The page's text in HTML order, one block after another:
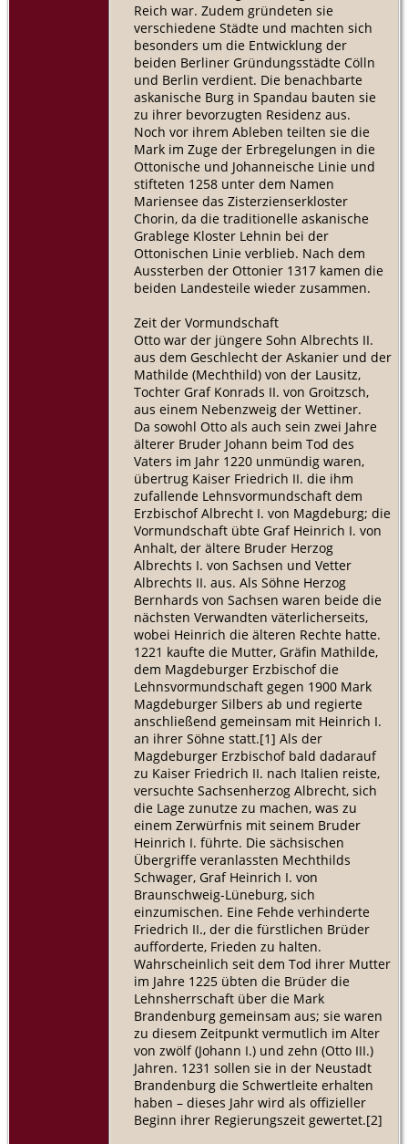
Reich war. Zudem gründeten sie
verschiedene Städte und machten sich
besonders um die Entwicklung der
beiden Berliner Gründungsstädte Cölln
und Berlin verdient. Die benachbarte
askanische Burg in Spandau bauten sie
zu ihrer bevorzugten Residenz aus.
Noch vor ihrem Ableben teilten sie die
Mark im Zuge der Erbregelungen in die
Ottonische und Johanneische Linie und
stifteten 1258 unter dem Namen
Mariensee das Zisterzienserkloster
Chorin, da die traditionelle askanische
Grablege Kloster Lehnin bei der
Ottonischen Linie verblieb. Nach dem
Aussterben der Ottonier 1317 kamen die
beiden Landesteile wieder zusammen.
Zeit der Vormundschaft
Otto war der jüngere Sohn Albrechts II.
aus dem Geschlecht der Askanier und der
Mathilde (Mechthild) von der Lausitz,
Tochter Graf Konrads II. von Groitzsch,
aus einem Nebenzweig der Wettiner.
Da sowohl Otto als auch sein zwei Jahre
älterer Bruder Johann beim Tod des
Vaters im Jahr 1220 unmündig waren,
übertrug Kaiser Friedrich II. die ihm
zufallende Lehnsvormundschaft dem
Erzbischof Albrecht I. von Magdeburg; die
Vormundschaft übte Graf Heinrich I. von
Anhalt, der ältere Bruder Herzog
Albrechts I. von Sachsen und Vetter
Albrechts II. aus. Als Söhne Herzog
Bernhards von Sachsen waren beide die
nächsten Verwandten väterlicherseits,
wobei Heinrich die älteren Rechte hatte.
1221 kaufte die Mutter, Gräfin Mathilde,
dem Magdeburger Erzbischof die
Lehnsvormundschaft gegen 1900 Mark
Magdeburger Silbers ab und regierte
anschließend gemeinsam mit Heinrich I.
an ihrer Söhne statt.[1] Als der
Magdeburger Erzbischof bald dadarauf
zu Kaiser Friedrich II. nach Italien reiste,
versuchte Sachsenherzog Albrecht, sich
die Lage zunutze zu machen, was zu
einem Zerwürfnis mit seinem Bruder
Heinrich I. führte. Die sächsischen
Übergriffe veranlassten Mechthilds
Schwager, Graf Heinrich I. von
Braunschweig-Lüneburg, sich
einzumischen. Eine Fehde verhinderte
Friedrich II., der die fürstlichen Brüder
aufforderte, Frieden zu halten.
Wahrscheinlich seit dem Tod ihrer Mutter
im Jahre 1225 übten die Brüder die
Lehnsherrschaft über die Mark
Brandenburg gemeinsam aus; sie waren
zu diesem Zeitpunkt vermutlich im Alter
von zwölf (Johann I.) und zehn (Otto III.)
Jahren. 1231 sollen sie in der Neustadt
Brandenburg die Schwertleite erhalten
haben – dieses Jahr wird als offizieller
Beginn ihrer Regierungszeit gewertet.[2]